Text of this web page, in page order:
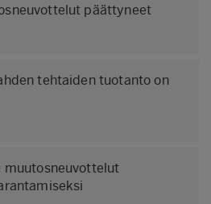
päättyneet
tehtaiden tuotanto on
muutosneuvottelut